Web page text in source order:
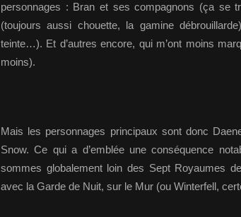
personnages : Bran et ses compagnons (ça se
(toujours aussi chouette, la gamine
teinte…). Et d’autres encore, qui m’ont moins
moins).
Mais les personnages principaux sont donc
Snow. Ce qui a d’emblée une conséquence
sommes globalement loin des Sept Royaumes
avec la Garde de Nuit, sur le Mur (ou Winterfell,